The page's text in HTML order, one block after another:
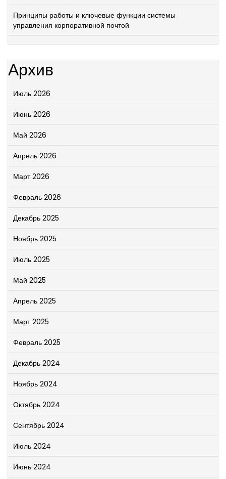
Принципы работы и ключевые функции системы
управления корпоративной почтой
Архив
Июль 2026
Июнь 2026
Май 2026
Апрель 2026
Март 2026
Февраль 2026
Декабрь 2025
Ноябрь 2025
Июль 2025
Май 2025
Апрель 2025
Март 2025
Февраль 2025
Декабрь 2024
Ноябрь 2024
Октябрь 2024
Сентябрь 2024
Июль 2024
Июнь 2024